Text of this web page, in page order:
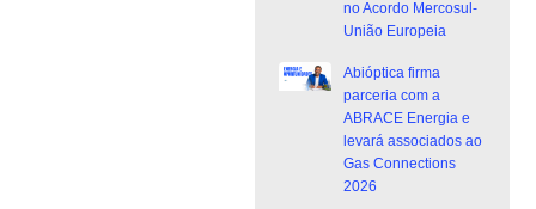
no Acordo Mercosul-
União Europeia
Abióptica firma
parceria com a
ABRACE Energia e
levará associados ao
Gas Connections
2026